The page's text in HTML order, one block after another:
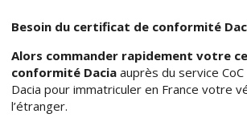
Besoin du certificat de conformité
Alors commander rapidement votre
conformité Daciaauprès du service
Dacia pour immatriculer en France votre
l’étranger.